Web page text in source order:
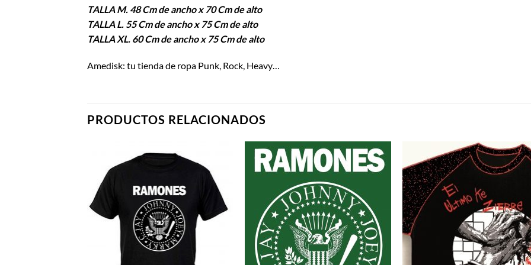
TALLA M. 48 Cm de ancho x 70 Cm de alto
TALLA L. 55 Cm de ancho x 75 Cm de alto
TALLA XL. 60 Cm de ancho x 75 Cm de alto
Amedisk: tu tienda de ropa Punk, Rock, Heavy…
PRODUCTOS RELACIONADOS